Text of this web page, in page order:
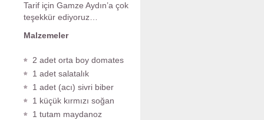
Tarif için Gamze Aydın’a çok
teşekkür ediyoruz…
Malzemeler
2 adet orta boy domates
1 adet salatalık
1 adet (acı) sivri biber
1 küçük kırmızı soğan
1 tutam maydanoz